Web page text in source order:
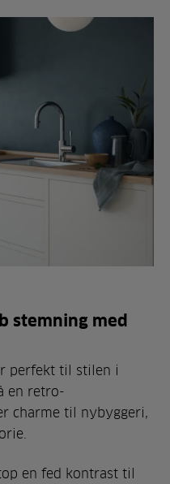
stemning med
perfekt til stilen i
en retro-
charme til nybyggeri,
en fed kontrast til